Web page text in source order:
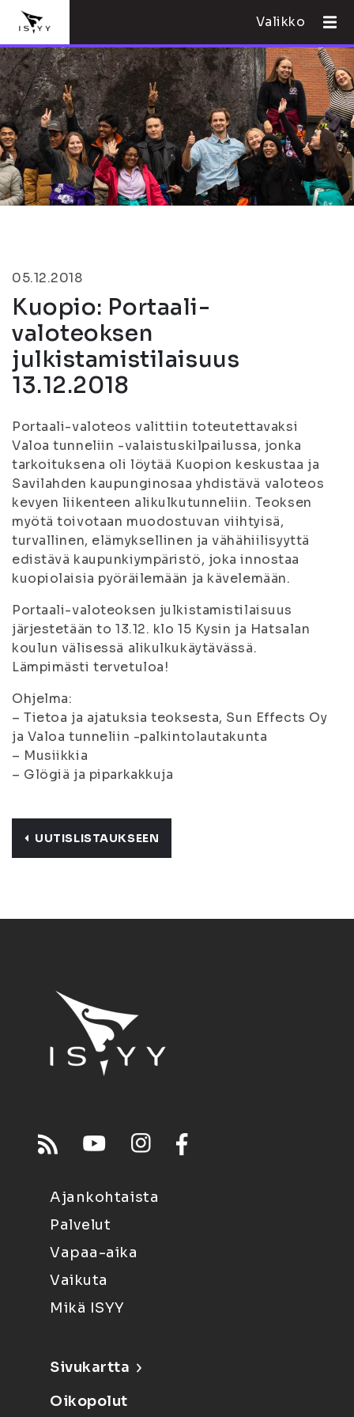
Valikko
05.12.2018
Kuopio: Portaali-
valoteoksen
julkistamistilaisuus
13.12.2018
Portaali-valoteos valittiin toteutettavaksi
Valoa tunneliin -valaistuskilpailussa, jonka
tarkoituksena oli löytää Kuopion keskustaa ja
Savilahden kaupunginosaa yhdistävä valoteos
kevyen liikenteen alikulkutunneliin. Teoksen
myötä toivotaan muodostuvan viihtyisä,
turvallinen, elämyksellinen ja vähähiilisyyttä
edistävä kaupunkiympäristö, joka innostaa
kuopiolaisia pyöräilemään ja kävelemään.
Portaali-valoteoksen julkistamistilaisuus
järjestetään to 13.12. klo 15 Kysin ja Hatsalan
koulun välisessä alikulkukäytävässä.
Lämpimästi tervetuloa!
Ohjelma:
– Tietoa ja ajatuksia teoksesta, Sun Effects Oy
ja Valoa tunneliin -palkintolautakunta
– Musiikkia
– Glögiä ja piparkakkuja
UUTISLISTAUKSEEN
Ajankohtaista
Palvelut
Vapaa-aika
Vaikuta
Mikä ISYY
Sivukartta
Oikopolut